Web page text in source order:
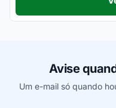
Avise
Um e-mail só quando